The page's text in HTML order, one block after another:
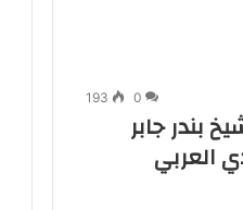
0
193
بندر جابر
العربي